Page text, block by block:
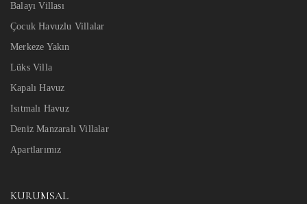
Balayı Villası
Çocuk Havuzlu Villalar
Merkeze Yakın
Lüks Villa
Kapalı Havuz
Isıtmalı Havuz
Deniz Manzaralı Villalar
Apartlarımız
KURUMSAL